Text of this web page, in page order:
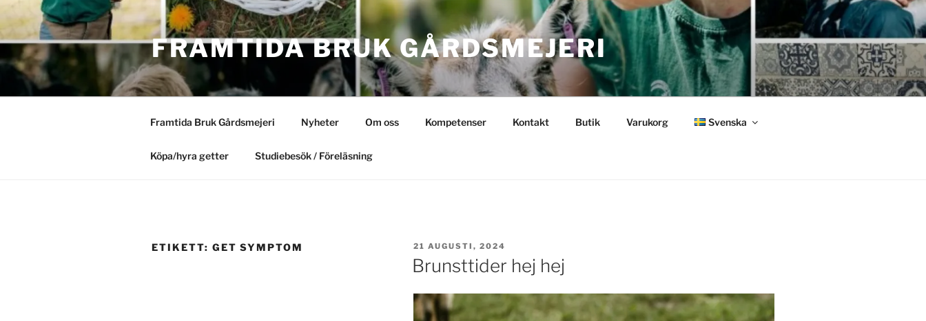
Hoppa
till
innehåll
FRAMTIDA BRUK GÅRDSMEJERI
Framtida Bruk Gårdsmejeri Nyheter Om oss Kompetenser Kontakt Butik Varukorg Svenska
Köpa/hyra getter Studiebesök / Föreläsning
ETIKETT: GET SYMPTOM PUBLICERAT
21 AUGUSTI, 2024
Brunsttider hej hej